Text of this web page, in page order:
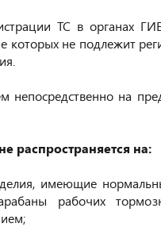
ТС в органах
которых не подлежит
непосредственно на
распространяется на:
имеющие
рабочих